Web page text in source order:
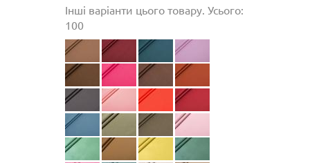
Інші варіанти цього товару. Усього:
100